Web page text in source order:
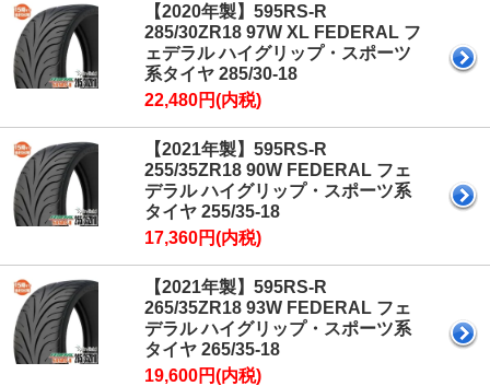
【2020年製】595RS-R
285/30ZR18 97W XL FEDERAL フ
ェデラル ハイグリップ・スポーツ
系タイヤ 285/30-18
22,480円(内税)
【2021年製】595RS-R
255/35ZR18 90W FEDERAL フェ
デラル ハイグリップ・スポーツ系
タイヤ 255/35-18
17,360円(内税)
【2021年製】595RS-R
265/35ZR18 93W FEDERAL フェ
デラル ハイグリップ・スポーツ系
タイヤ 265/35-18
19,600円(内税)